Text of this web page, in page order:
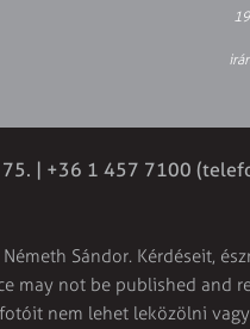
75. | +36 1 457 7100
Sándor. Kérdéseit,
may not be published
nem lehet leközölni